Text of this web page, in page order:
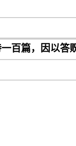
百篇，因以答